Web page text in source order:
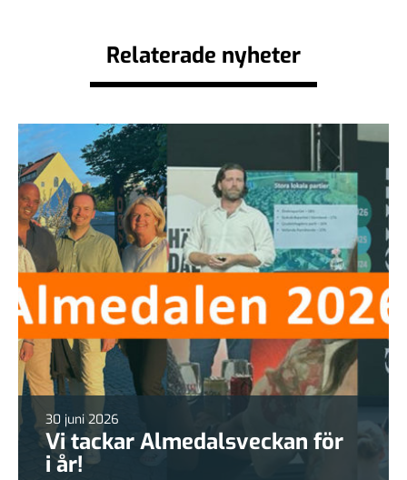
Relaterade nyheter
30 juni 2026
Vi tackar Almedalsveckan för
i år!